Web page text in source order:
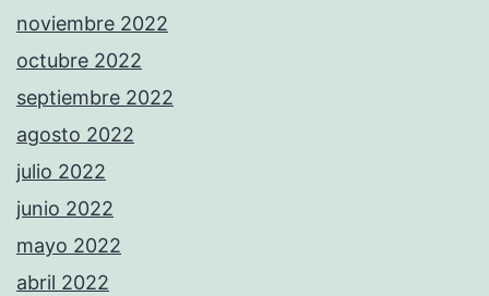
noviembre 2022
octubre 2022
septiembre 2022
agosto 2022
julio 2022
junio 2022
mayo 2022
abril 2022